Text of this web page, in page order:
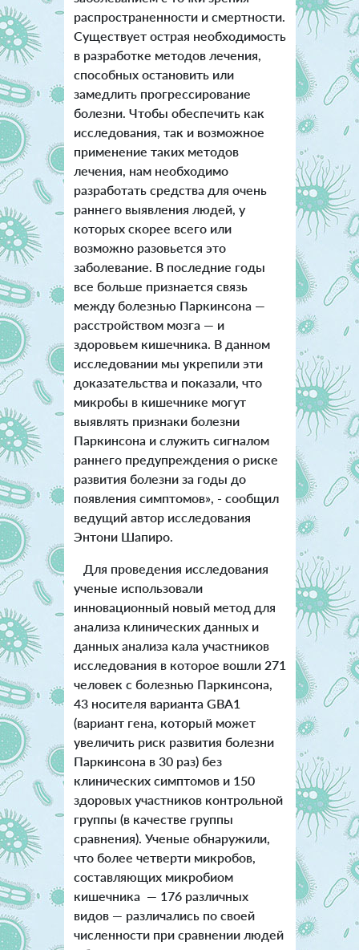
распространенности и смертности.
Существует острая необходимость
в разработке методов лечения,
способных остановить или
замедлить прогрессирование
болезни. Чтобы обеспечить как
исследования, так и возможное
применение таких методов
лечения, нам необходимо
разработать средства для очень
раннего выявления людей, у
которых скорее всего или
возможно разовьется это
заболевание. В последние годы
все больше признается связь
между болезнью Паркинсона —
расстройством мозга — и
здоровьем кишечника. В данном
исследовании мы укрепили эти
доказательства и показали, что
микробы в кишечнике могут
выявлять признаки болезни
Паркинсона и служить сигналом
раннего предупреждения о риске
развития болезни за годы до
появления симптомов», - сообщил
ведущий автор исследования
Энтони Шапиро.
Для проведения исследования
ученые использовали
инновационный новый метод для
анализа клинических данных и
данных анализа кала участников
исследования в которое вошли 271
человек с болезнью Паркинсона,
43 носителя варианта GBA1
(вариант гена, который может
увеличить риск развития болезни
Паркинсона в 30 раз) без
клинических симптомов и 150
здоровых участников контрольной
группы (в качестве группы
сравнения). Ученые обнаружили,
что более четверти микробов,
составляющих микробиом
кишечника — 176 различных
видов — различались по своей
численности при сравнении людей